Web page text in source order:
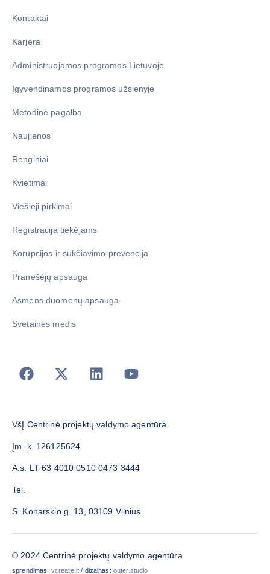
Kontaktai
Karjera
Administruojamos programos Lietuvoje
Įgyvendinamos programos užsienyje
Metodinė pagalba
Naujienos
Renginiai
Kvietimai
Viešieji pirkimai
Registracija tiekėjams
Korupcijos ir sukčiavimo prevencija
Pranešėjų apsauga
Asmens duomenų apsauga
Svetainės medis
VšĮ Centrinė projektų valdymo agentūra
Įm. k. 126125624
A.s. LT 63 4010 0510 0473 3444
Tel.
S. Konarskio g. 13, 03109 Vilnius
© 2024 Centrinė projektų valdymo agentūra
sprendimas: vcreate.lt / dizainas: outer.studio